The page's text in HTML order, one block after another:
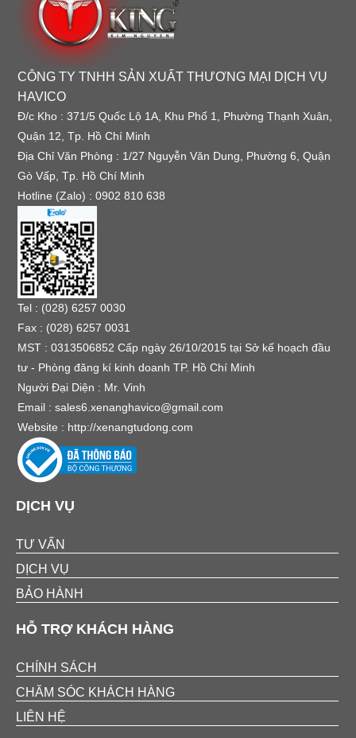
CÔNG TY TNHH SẢN XUẤT THƯƠNG MẠI DỊCH VỤ
HAVICO
Đ/c Kho : 371/5 Quốc Lộ 1A, Khu Phố 1, Phường Thạnh Xuân,
Quận 12, Tp. Hồ Chí Minh
Địa Chỉ Văn Phòng : 1/27 Nguyễn Văn Dung, Phường 6, Quận
Gò Vấp, Tp. Hồ Chí Minh
Hotline (Zalo) : 0902 810 638
Tel : (028) 6257 0030
Fax : (028) 6257 0031
MST : 0313506852 Cấp ngày 26/10/2015 tại Sở kế hoạch đầu
tư - Phòng đăng kí kinh doanh TP. Hồ Chí Minh
Người Đại Diện : Mr. Vinh
Email :sales6.xenanghavico@gmail.com
Website : http://xenangtudong.com
DỊCH VỤ
TƯ VẤN
DỊCH VỤ
BẢO HÀNH
HỖ TRỢ KHÁCH HÀNG
CHÍNH SÁCH
CHĂM SÓC KHÁCH HÀNG
LIÊN HỆ